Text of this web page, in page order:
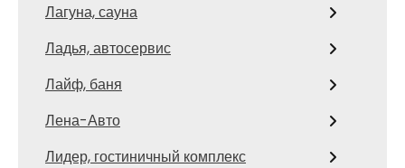
Лагуна, сауна
Ладья, автосервис
Лайф, баня
Лена-Авто
Лидер, гостиничный комплекс